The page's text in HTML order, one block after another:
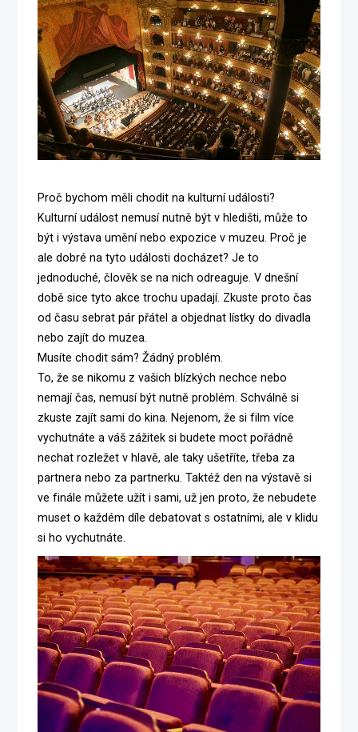
Proč bychom měli chodit na kulturní události?
Kulturní událost nemusí nutně být v hledišti, může to
být i výstava umění nebo expozice v muzeu. Proč je
ale dobré na tyto události docházet? Je to
jednoduché, člověk se na nich odreaguje. V dnešní
době sice tyto akce trochu upadají. Zkuste proto čas
od času sebrat pár přátel a objednat lístky do divadla
nebo zajít do muzea.
Musíte chodit sám? Žádný problém.
To, že se nikomu z vašich blízkých nechce nebo
nemají čas, nemusí být nutně problém. Schválně si
zkuste zajít sami do kina. Nejenom, že si film více
vychutnáte a váš zážitek si budete moct pořádně
nechat rozležet v hlavě, ale taky ušetříte, třeba za
partnera nebo za partnerku. Taktéž den na výstavě si
ve finále můžete užít i sami, už jen proto, že nebudete
muset o každém díle debatovat s ostatními, ale v klidu
si ho vychutnáte.